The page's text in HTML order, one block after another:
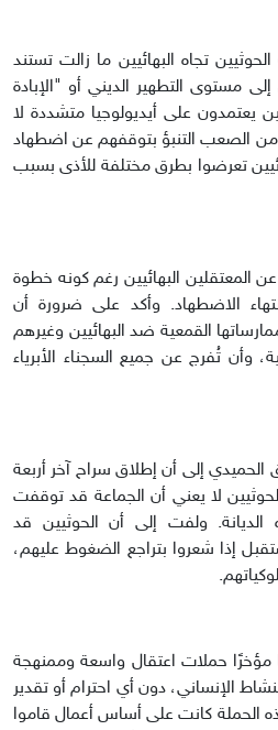
تجاه البهائيين ما زالت تستند
مستوى التطهير الديني أو "الإبادة
يعتمدون على أيديولوجيا متشددة لا
من الصعب التنبؤ بتوقفهم عن اضطهاد
تعرضوا بطرق مختلفة للأذى بسبب
المعتقلين البهائيين رغم كونه خطوة
الاضطهاد. وأكد على ضرورة أن
القمعية ضد البهائيين وغيرهم
وأن تُفرج عن جميع السجناء الأبرياء
الحميدي إلى أن إطلاق سراح آخر أربعة
لا يعني أن الجماعة قد توقفت
الديانة. ولفت إلى أن الحوثيين قد
إذا شعروا بتراجع الضغوط عليهم،
حملات اعتقال واسعة وممنهجة
الإنساني، دون أي احترام أو تقدير
الحملة كانت على أساس أعمال قاموا